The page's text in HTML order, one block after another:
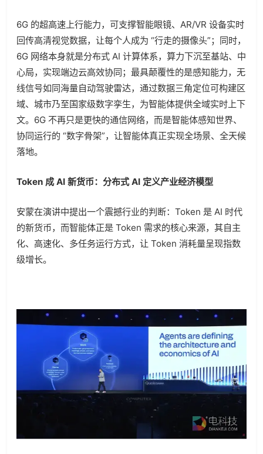
6G 的超高速上行能力，可支撑智能眼镜、AR/VR 设备实时
回传高清视觉数据，让每个人成为 “行走的摄像头”；同时，
6G 网络本身就是分布式 AI 计算体系，算力下沉至基站、中
心局，实现端边云高效协同；最具颠覆性的是感知能力，无
线信号如同海量自动驾驶雷达，通过数据三角定位可构建区
域、城市乃至国家级数字孪生，为智能体提供全域实时上下
文。6G 不再只是更快的通信网络，而是智能体感知世界、
协同运行的 “数字骨架”，让智能体真正实现全场景、全天候
落地。
Token 成 AI 新货币：分布式 AI 定义产业经济模型
安蒙在演讲中提出一个震撼行业的判断：Token 是 AI 时代
的新货币，而智能体正是 Token 需求的核心来源，其自主
化、高速化、多任务运行方式，让 Token 消耗量呈现指数
级增长。